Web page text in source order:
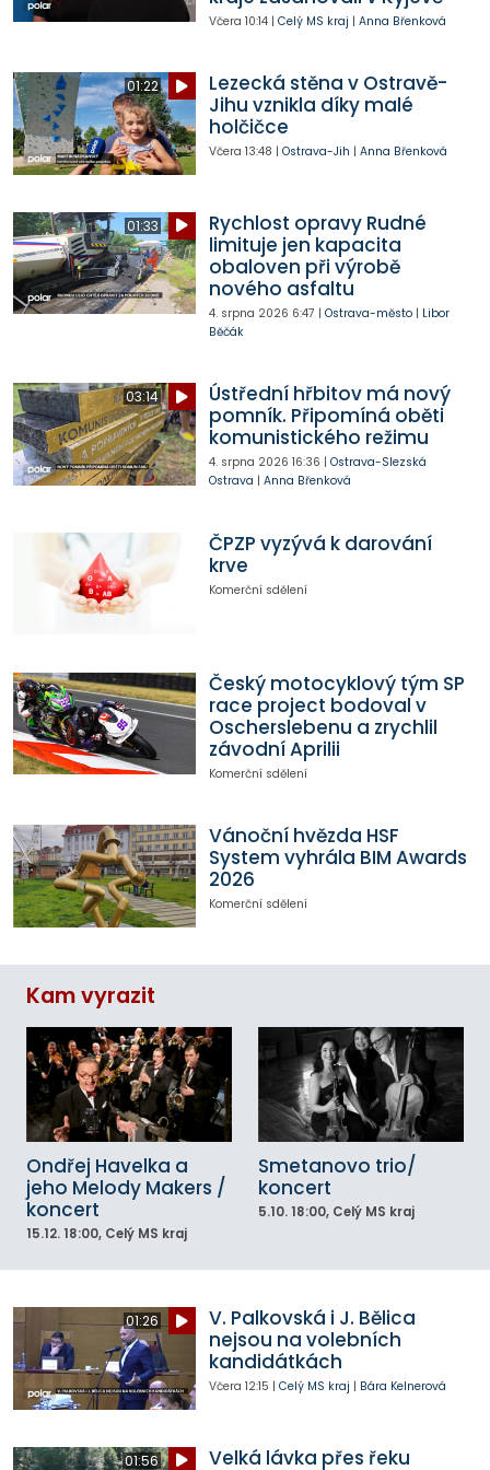
Včera 10:14| Celý MS kraj | Anna Břenková
01:22
Lezecká stěna v Ostravě-
Jihu vznikla díky malé
holčičce
Včera 13:48 | Ostrava-Jih | Anna Břenková
01:33
Rychlost opravy Rudné
limituje jen kapacita
obaloven při výrobě
nového asfaltu
4. srpna 2026 6:47 | Ostrava-město| Libor
Běčák
03:14
Ústřední hřbitov má nový
pomník. Připomíná oběti
komunistického režimu
4. srpna 2026 16:36 | Ostrava-Slezská
Ostrava | Anna Břenková
ČPZP vyzývá k darování
krve
Komerční sdělení
Český motocyklový tým SP
race project bodoval v
Oscherslebenu a zrychlil
závodní Aprilii
Komerční sdělení
Vánoční hvězda HSF
System vyhrála BIM Awards
2026
Komerční sdělení
Kam vyrazit
Ondřej Havelka a
jeho Melody Makers /
koncert
15.12. 18:00, Celý MS kraj
Smetanovo trio/
koncert
5.10. 18:00, Celý MS kraj
01:26
V. Palkovská i J. Bělica
nejsou na volebních
kandidátkách
Včera 12:15 | Celý MS kraj | Bára Kelnerová
01:56
Velká lávka přes řeku